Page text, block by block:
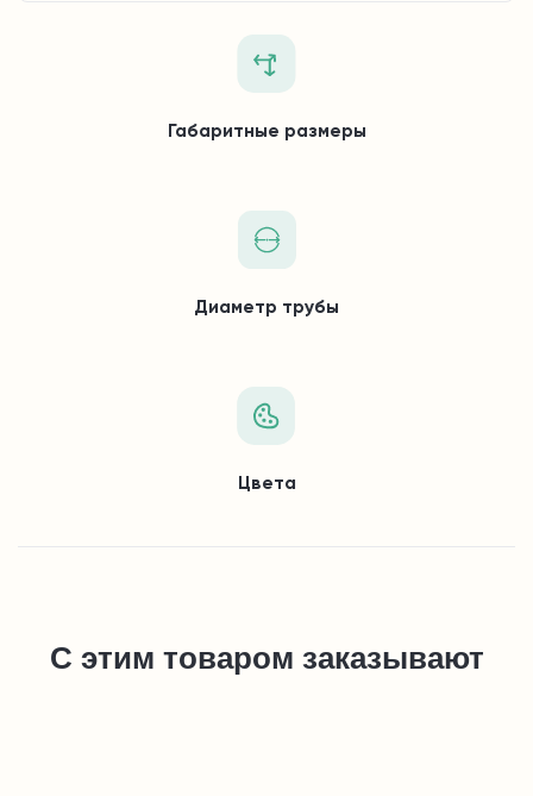
Габаритные размеры
Диаметр трубы
Цвета
С этим товаром заказывают